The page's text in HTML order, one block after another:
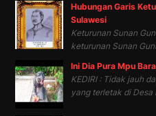
Hubungan Garis
Sulawesi
Keturunan Sunan
keturunan Sunan
Ini Dia Pura Mpu
KEDIRI : Tidak jauh
yang terletak di Desa